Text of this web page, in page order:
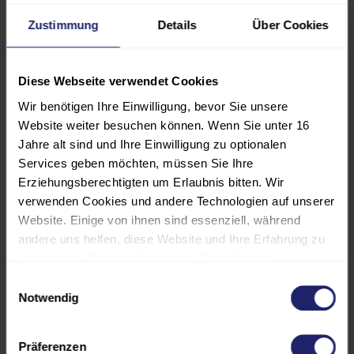
Zustimmung Details Über Cookies
Diese Webseite verwendet Cookies
Wir benötigen Ihre Einwilligung, bevor Sie unsere
Website weiter besuchen können. Wenn Sie unter 16
Jahre alt sind und Ihre Einwilligung zu optionalen
Services geben möchten, müssen Sie Ihre
Erziehungsberechtigten um Erlaubnis bitten. Wir
verwenden Cookies und andere Technologien auf unserer
Website. Einige von ihnen sind essenziell, während
andere uns helfen, diese Website und Ihre Erfahrung zu
personalisierte Anzeigen und Inhalte oder die Messung
von Anzeigen und Inhalten. Weitere Informationen über
Notwendig
Präferenzen
und Netzwerkmanagement sowie zu
und Teilnetzbetrieb.
Ziel ist es, die Teilnehmer praxisnah
zu befähigen, CAN-Systeme sicher
zu bewerten und effizient
einzusetzen.